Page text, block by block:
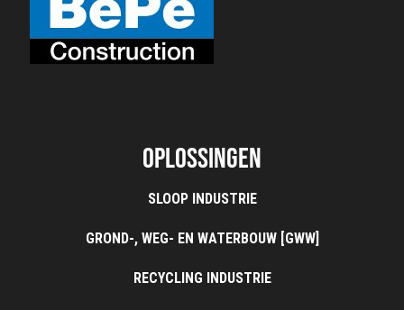
Oplossingen
SLOOP INDUSTRIE
GROND-, WEG- EN WATERBOUW [GWW]
RECYCLING INDUSTRIE